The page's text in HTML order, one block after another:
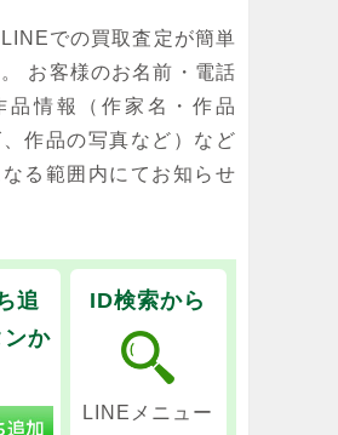
での買取査定が簡単
お客様のお名前・電話
品情報（作家名・作品
作品の写真など）など
る範囲内にてお知らせ
追
ンか
ID検索から
LINEメニュー